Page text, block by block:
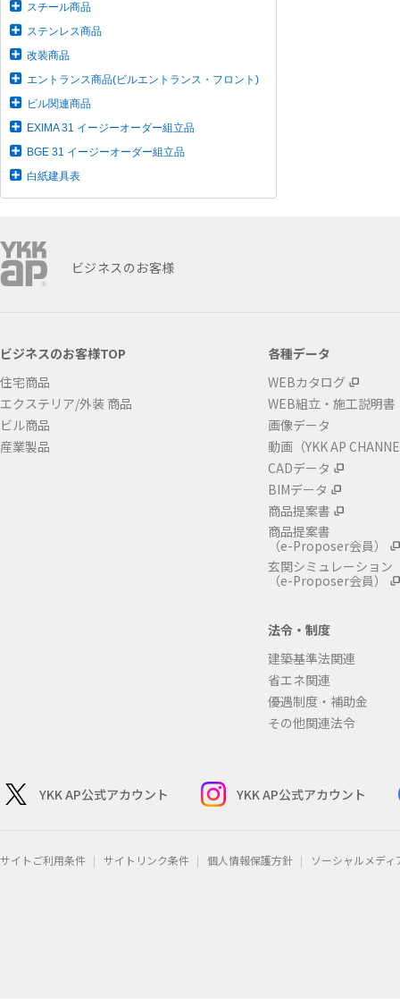
スチール商品
ステンレス商品
改装商品
エントランス商品(ビルエントランス・フロント)
ビル関連商品
EXIMA 31 イージーオーダー組立品
BGE 31 イージーオーダー組立品
白紙建具表
ビジネスのお客様
ビジネスのお客様TOP
住宅商品
エクステリア/外装 商品
ビル商品
産業製品
各種データ
WEBカタログ
WEB組立・施工説明書
画像データ
動画（YKK AP
CADデータ
BIMデータ
商品提案書
商品提案書
（e-Proposer会員）
玄関シミュレーション
（e-Proposer会員）
法令・制度
建築基準法関連
省エネ関連
優遇制度・補助金
その他関連法令
YKK AP公式アカウント YKK AP公式アカウント
サイトご利用条件 サイトリンク条件 個人情報保護方針 ソーシャルメデ